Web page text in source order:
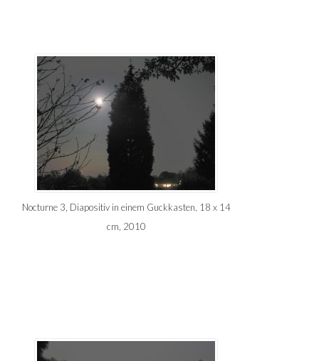
Nocturne 3, Diapositiv in einem Guckkasten, 18 x 14
cm, 2010